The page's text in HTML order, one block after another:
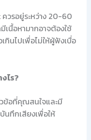
วรอยู่ระหว่าง 20-60
เนื้อหามากอาจต้องใช้
กินไปเพื่อไม่ให้ผู้ฟังเบื่อ
ไร?
ข้อที่คุณสนใจและมี
นทึกเสียงเพื่อให้